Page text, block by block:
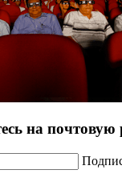
на почтовую